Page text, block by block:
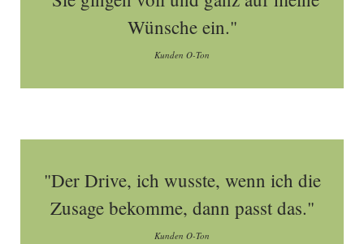
Wünsche ein."
Kunden O-Ton
"Der Drive, ich wusste, wenn ich die
Zusage bekomme, dann passt das."
Kunden O-Ton